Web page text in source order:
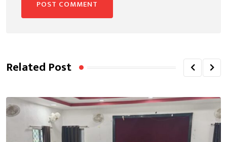
Related Post